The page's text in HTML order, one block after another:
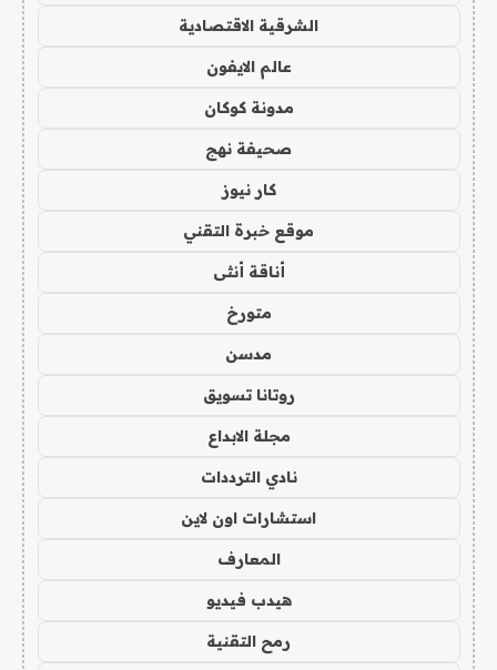
الشرقية الاقتصادية
عالم الايفون
مدونة كوكان
صحيفة نهج
كار نيوز
موقع خبرة التقني
أناقة أنثى
متورخ
مدسن
روتانا تسويق
مجلة الابداع
نادي الترددات
استشارات اون لاين
المعارف
هيدب فيديو
رمح التقنية